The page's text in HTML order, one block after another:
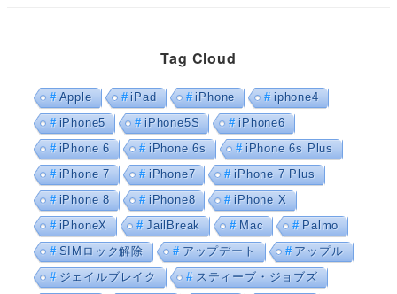
Tag Cloud
Apple iPad iPhone
iphone4
iPhone5
iPhone5S
iPhone6
iPhone 6
iPhone 6s
iPhone 6s Plus
iPhone 7
iPhone7
iPhone 7 Plus
iPhone 8
iPhone8
iPhone X
iPhoneX
JailBreak Mac
Palmo
SIMロック解除
アップデート
アップル
ジェイルブレイク
スティーブ・ジョブズ